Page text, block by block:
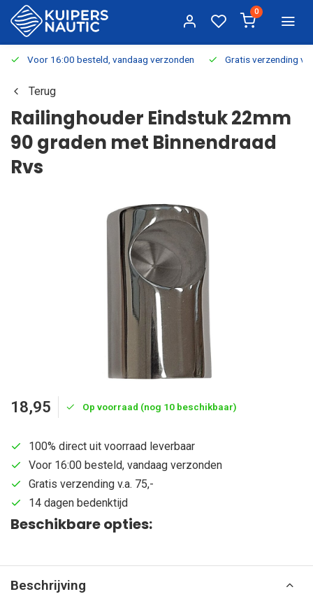
0
Voor 16:00 besteld, vandaag verzonden Gratis verzending
Terug
Railinghouder Eindstuk 22mm
90 graden met Binnendraad
Rvs
18,95 Op voorraad (nog 10 beschikbaar)
100% direct uit voorraad leverbaar
Voor 16:00 besteld, vandaag verzonden
Gratis verzending v.a. 75,-
14 dagen bedenktijd
Beschikbare opties:
Beschrijving